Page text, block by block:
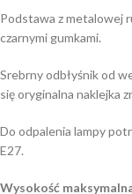
Podstawa z metalowej
czarnymi gumkami.
Srebrny odbłyśnik od
się oryginalna naklejka
Do odpalenia lampy
E27.
Wysokość